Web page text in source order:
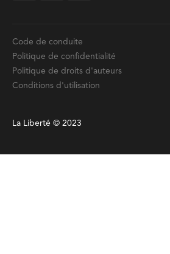
Code de conduite
Politique de confidentialité
Politique de droits d'auteurs
Conditions d'utilisation
La Liberté © 2023